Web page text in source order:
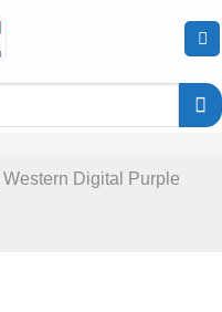
Digital Purple